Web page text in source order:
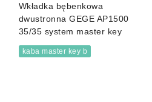
Wkładka bębenkowa
dwustronna GEGE AP1500
35/35 system master key
kaba master key b